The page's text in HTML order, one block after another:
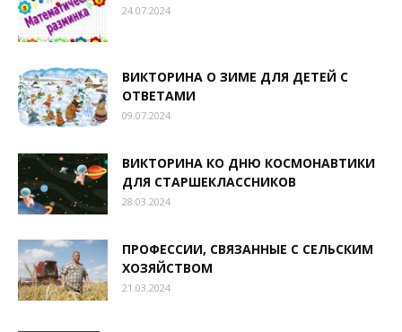
24.07.2024
ВИКТОРИНА О ЗИМЕ ДЛЯ ДЕТЕЙ С
ОТВЕТАМИ
09.07.2024
ВИКТОРИНА КО ДНЮ КОСМОНАВТИКИ
ДЛЯ СТАРШЕКЛАССНИКОВ
28.03.2024
ПРОФЕССИИ, СВЯЗАННЫЕ С СЕЛЬСКИМ
ХОЗЯЙСТВОМ
21.03.2024